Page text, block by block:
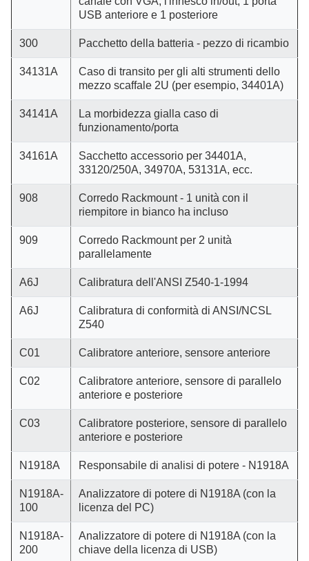
USB anteriore e 1 posteriore
300 Pacchetto della batteria - pezzo di ricambio
34131A
Caso di transito per gli alti strumenti dello
mezzo scaffale 2U (per esempio, 34401A)
34141A
La morbidezza gialla caso di
funzionamento/porta
34161A
Sacchetto accessorio per 34401A,
33120/250A, 34970A, 53131A, ecc.
908
Corredo Rackmount - 1 unità con il
riempitore in bianco ha incluso
909
Corredo Rackmount per 2 unità
parallelamente
A6J Calibratura dell'ANSI Z540-1-1994
A6J
Calibratura di conformità di ANSI/NCSL
Z540
C01 Calibratore anteriore, sensore anteriore
C02
Calibratore anteriore, sensore di parallelo
anteriore e posteriore
C03
Calibratore posteriore, sensore di parallelo
anteriore e posteriore
N1918A Responsabile di analisi di potere - N1918A
N1918A-
100
Analizzatore di potere di N1918A (con la
licenza del PC)
N1918A-
200
Analizzatore di potere di N1918A (con la
chiave della licenza di USB)